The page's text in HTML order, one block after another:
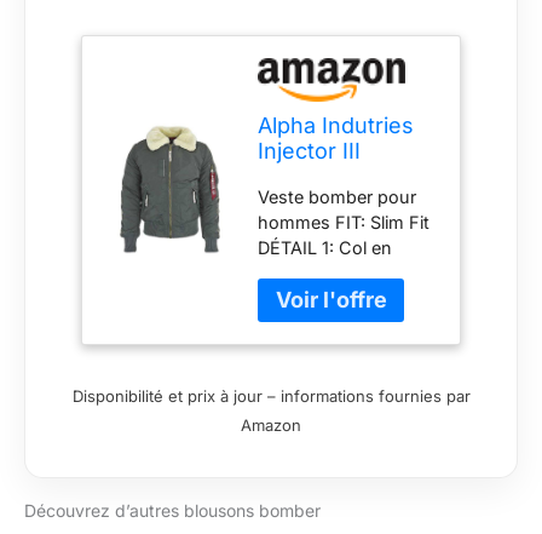
Alpha Indutries
Injector III
pour Homme
Greyblack
Veste bomber pour
hommes FIT: Slim Fit
DÉTAIL 1: Col en
véritable DÉTAIL 2:
Manchette imprimée
Disponibilité et prix à jour – informations fournies par
Amazon
Découvrez d’autres blousons bomber